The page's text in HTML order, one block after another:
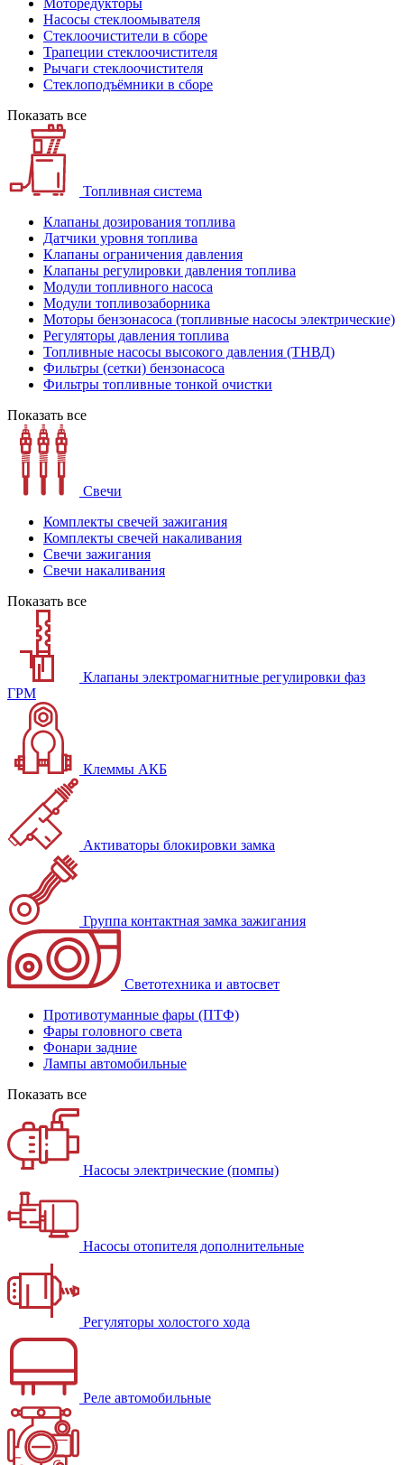
Моторедукторы
Насосы стеклоомывателя
Стеклоочистители в сборе
Трапеции стеклоочистителя
Рычаги стеклоочистителя
Стеклоподъёмники в сборе
Показать все
Топливная система
Клапаны дозирования топлива
Датчики уровня топлива
Клапаны ограничения давления
Клапаны регулировки давления топлива
Модули топливного насоса
Модули топливозаборника
Моторы бензонасоса (топливные насосы электрические)
Регуляторы давления топлива
Топливные насосы высокого давления (ТНВД)
Фильтры (сетки) бензонасоса
Фильтры топливные тонкой очистки
Показать все
Свечи
Комплекты свечей зажигания
Комплекты свечей накаливания
Свечи зажигания
Свечи накаливания
Показать все
Клапаны электромагнитные регулировки фаз
ГРМ
Клеммы АКБ
Активаторы блокировки замка
Группа контактная замка зажигания
Светотехника и автосвет
Противотуманные фары (ПТФ)
Фары головного света
Фонари задние
Лампы автомобильные
Показать все
Насосы электрические (помпы)
Насосы отопителя дополнительные
Регуляторы холостого хода
Реле автомобильные